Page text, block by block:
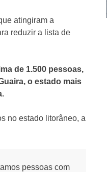
atingiram a
reduzir a lista de
de 1.500 pessoas,
o estado mais
no estado litorâneo, a
pessoas com